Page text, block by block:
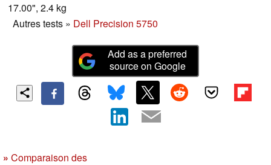
17.00", 2.4 kg
Autres tests » Dell Precision 5750
Add as a preferred
source on Google
» Comparaison des